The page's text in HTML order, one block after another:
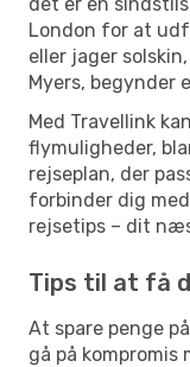
London for at
eller jager
Myers, begynder
Med Travellink
flymuligheder,
rejseplan, der
forbinder dig
rejsetips – dit
Tips til at få
At spare penge
gå på